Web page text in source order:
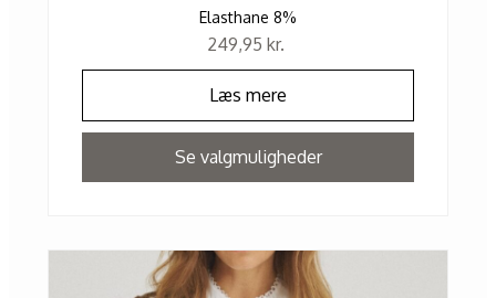
Elasthane 8%
249,95 kr.
Læs mere
Se valgmuligheder